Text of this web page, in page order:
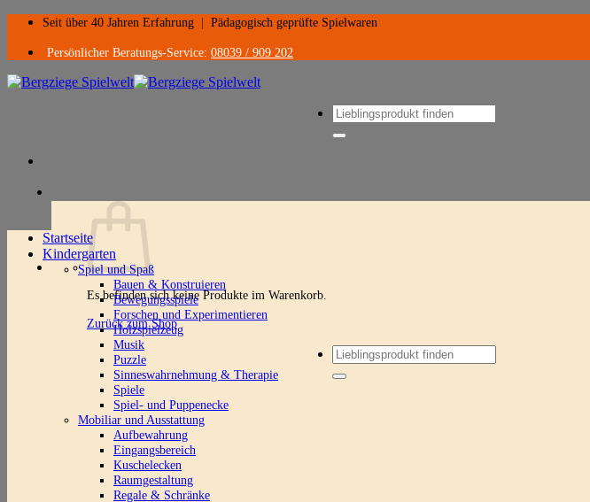
Zum
springen
Seit über 40 Jahren Erfahrung Pädagogisch geprüfte Spielwaren
Persönlicher Beratungs-Service: 08039 / 909 202
Suchen
nach:
Es befinden sich keine Produkte im Warenkorb.
Zurück zum Shop
Suchen
nach:
Startseite
Kindergarten
Spiel und Spaß
Bauen & Konstruieren
Bewegungsspiele
Forschen und Experimentieren
Holzspielzeug
Musik
Puzzle
Sinneswahrnehmung & Therapie
Spiele
Spiel- und Puppenecke
Mobiliar und Ausstattung
Aufbewahrung
Eingangsbereich
Kuschelecken
Raumgestaltung
Regale & Schränke